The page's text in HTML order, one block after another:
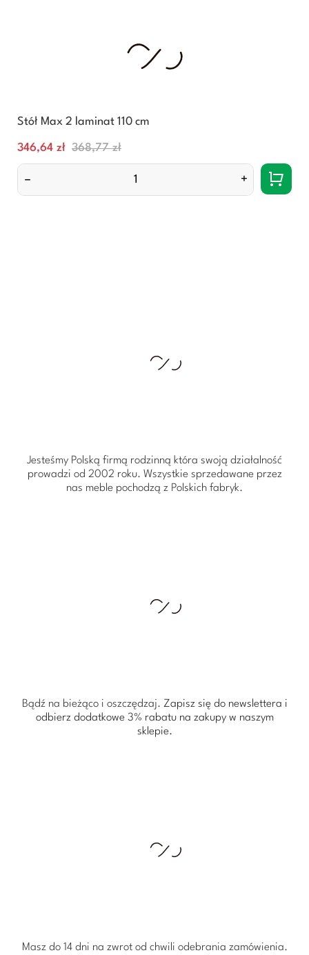
Stół Max 2 laminat 110 cm
Cena
346,64 zł Normalna
cena
368,77 zł
– +
Jesteśmy Polską firmą rodzinną która swoją działalność
prowadzi od 2002 roku. Wszystkie sprzedawane przez
nas meble pochodzą z Polskich fabryk.
Bądź na bieżąco i oszczędzaj. Zapisz się do newslettera i
odbierz dodatkowe 3% rabatu na zakupy w naszym
sklepie.
Masz do 14 dni na zwrot od chwili odebrania zamówienia.